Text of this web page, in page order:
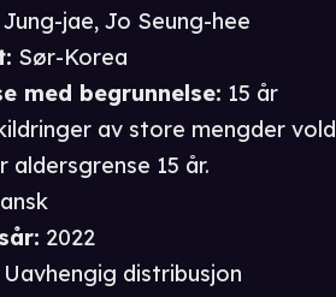
jae,Jo Seung-hee
: Sør-Korea
med begrunnelse: 15 år
av store mengder vold
15 år.
: 2022
Uavhengig distribusjon